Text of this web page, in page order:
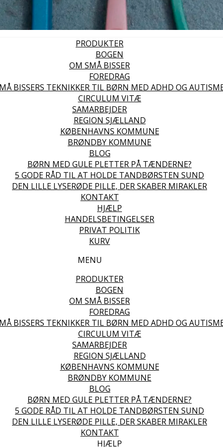
PRODUKTER
BOGEN
OM SMÅ BISSER
FOREDRAG
BISSERS TEKNIKKER TIL BØRN MED ADHD OG
CIRCULUM VITÆ
SAMARBEJDER
REGION SJÆLLAND
KØBENHAVNS KOMMUNE
BRØNDBY KOMMUNE
BLOG
BØRN MED GULE PLETTER PÅ TÆNDERNE?
5 GODE RÅD TIL AT HOLDE TANDBØRSTEN SUND
DEN LILLE LYSERØDE PILLE, DER SKABER MIRAKLER
KONTAKT
HJÆLP
HANDELSBETINGELSER
PRIVAT POLITIK
KURV
MENU
PRODUKTER
BOGEN
OM SMÅ BISSER
FOREDRAG
BISSERS TEKNIKKER TIL BØRN MED ADHD OG
CIRCULUM VITÆ
SAMARBEJDER
REGION SJÆLLAND
KØBENHAVNS KOMMUNE
BRØNDBY KOMMUNE
BLOG
BØRN MED GULE PLETTER PÅ TÆNDERNE?
5 GODE RÅD TIL AT HOLDE TANDBØRSTEN SUND
DEN LILLE LYSERØDE PILLE, DER SKABER MIRAKLER
KONTAKT
HJÆLP